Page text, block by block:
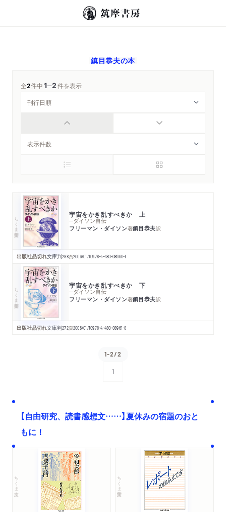
鎮目恭夫の本
全2件中1─2件を表示
ちくま学芸文庫 宇宙をかき乱すべきか 上
─ダイソン自伝
フリーマン・ダイソン著鎮目恭夫訳
出版社品切れ文庫判288頁2006/01/10978-4-480-08960-1
ちくま学芸文庫 宇宙をかき乱すべきか 下
─ダイソン自伝
フリーマン・ダイソン著鎮目恭夫訳
出版社品切れ文庫判272頁2006/01/10978-4-480-08961-8
1-2/2
1
【自由研究、読書感想文……】夏休みの宿題のおと
もに！
ちくま文庫 ちくま学芸文庫